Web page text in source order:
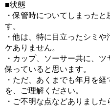
■状態
・保管時についてしまった
す。
・他は、特に目立ったシミ
ケありません。
・カップ、ソーサー共に、
保っていると思います。
・ただ、あくまでも年月を
を、ご理解ください。
・ご不明な点などありまし